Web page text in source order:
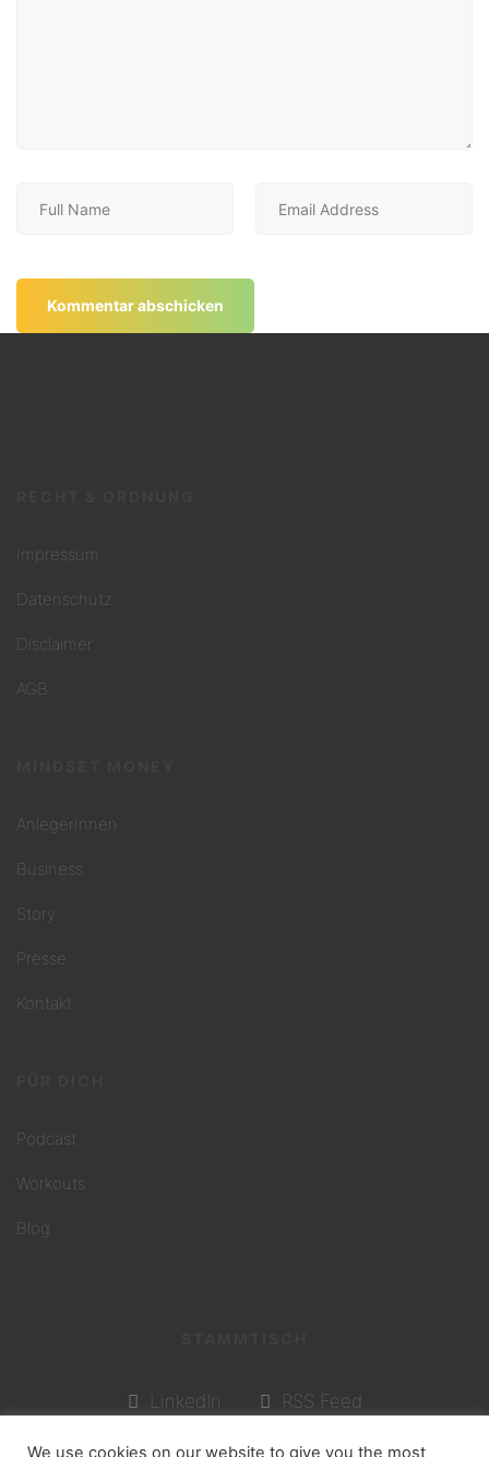
Impressum
Datenschutz
Disclaimer
AGB
AnlegerInnen
Business
Story
Presse
Kontakt
Podcast
Workouts
Blog
LinkedIn RSS Feed
We use cookies on our website to give you the most